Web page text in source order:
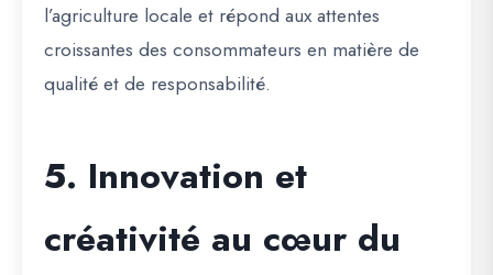
l’agriculture locale et répond aux attentes
croissantes des consommateurs en matière de
qualité et de responsabilité.
5. Innovation et
créativité au cœur du